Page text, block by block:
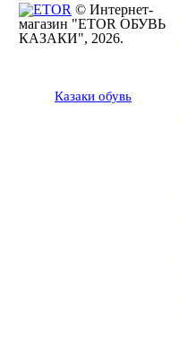
© Интернет-
магазин "ETOR ОБУВЬ
КАЗАКИ", 2026.
Казаки обувь